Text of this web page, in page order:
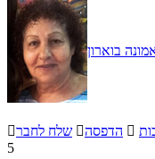
בוארון
שלח לחבר הדפסה 
5